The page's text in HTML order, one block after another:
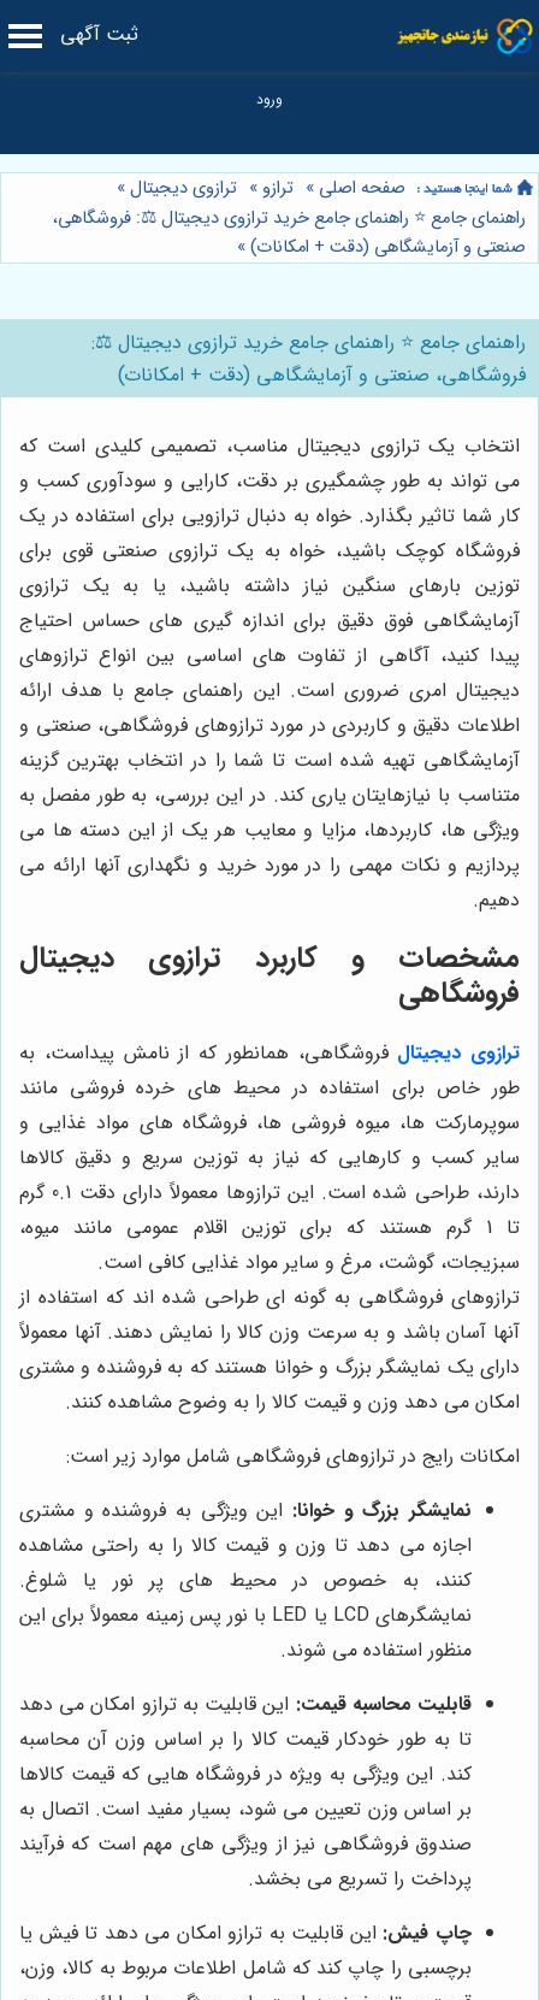
ثبت آگهی
صفحه اصلی » ترازو » ترازوی دیجیتال»
راهنمای جامع ⭐️ راهنمای جامع خرید ترازوی دیجیتال ⚖️: فروشگاهی،
صنعتی و آزمایشگاهی (دقت + امکانات)»
راهنمای جامع ⭐️ راهنمای جامع خرید ترازوی دیجیتال ⚖️:
فروشگاهی، صنعتی و آزمایشگاهی (دقت + امکانات)
انتخاب یک ترازوی دیجیتال مناسب، تصمیمی کلیدی است که
می تواند به طور چشمگیری بر دقت، کارایی و سودآوری کسب و
کار شما تاثیر بگذارد. خواه به دنبال ترازویی برای استفاده در یک
فروشگاه کوچک باشید، خواه به یک ترازوی صنعتی قوی برای
توزین بارهای سنگین نیاز داشته باشید، یا به یک ترازوی
آزمایشگاهی فوق دقیق برای اندازه گیری های حساس احتیاج
پیدا کنید، آگاهی از تفاوت های اساسی بین انواع ترازوهای
دیجیتال امری ضروری است. این راهنمای جامع با هدف ارائه
اطلاعات دقیق و کاربردی در مورد ترازوهای فروشگاهی، صنعتی و
آزمایشگاهی تهیه شده است تا شما را در انتخاب بهترین گزینه
متناسب با نیازهایتان یاری کند. در این بررسی، به طور مفصل به
ویژگی ها، کاربردها، مزایا و معایب هر یک از این دسته ها می
پردازیم و نکات مهمی را در مورد خرید و نگهداری آنها ارائه می
دهیم.
مشخصات و کاربرد ترازوی دیجیتال
فروشگاهی
ترازوی دیجیتال فروشگاهی، همانطور که از نامش پیداست، به
طور خاص برای استفاده در محیط های خرده فروشی مانند
سوپرمارکت ها، میوه فروشی ها، فروشگاه های مواد غذایی و
سایر کسب و کارهایی که نیاز به توزین سریع و دقیق کالاها
دارند، طراحی شده است. این ترازوها معمولاً دارای دقت 0.1 گرم
تا 1 گرم هستند که برای توزین اقلام عمومی مانند میوه،
سبزیجات، گوشت، مرغ و سایر مواد غذایی کافی است.
ترازوهای فروشگاهی به گونه ای طراحی شده اند که استفاده از
آنها آسان باشد و به سرعت وزن کالا را نمایش دهند. آنها معمولاً
دارای یک نمایشگر بزرگ و خوانا هستند که به فروشنده و مشتری
امکان می دهد وزن و قیمت کالا را به وضوح مشاهده کنند.
امکانات رایج در ترازوهای فروشگاهی شامل موارد زیر است:
نمایشگر بزرگ و خوانا: این ویژگی به فروشنده و مشتری
اجازه می دهد تا وزن و قیمت کالا را به راحتی مشاهده
کنند، به خصوص در محیط های پر نور یا شلوغ.
نمایشگرهای LCD یا LED با نور پس زمینه معمولاً برای این
منظور استفاده می شوند.
قابلیت محاسبه قیمت: این قابلیت به ترازو امکان می دهد
تا به طور خودکار قیمت کالا را بر اساس وزن آن محاسبه
کند. این ویژگی به ویژه در فروشگاه هایی که قیمت کالاها
بر اساس وزن تعیین می شود، بسیار مفید است. اتصال به
صندوق فروشگاهی نیز از ویژگی های مهم است که فرآیند
پرداخت را تسریع می بخشد.
چاپ فیش: این قابلیت به ترازو امکان می دهد تا فیش یا
برچسبی را چاپ کند که شامل اطلاعات مربوط به کالا، وزن،